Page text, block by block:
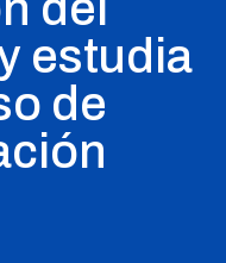
estudia
de